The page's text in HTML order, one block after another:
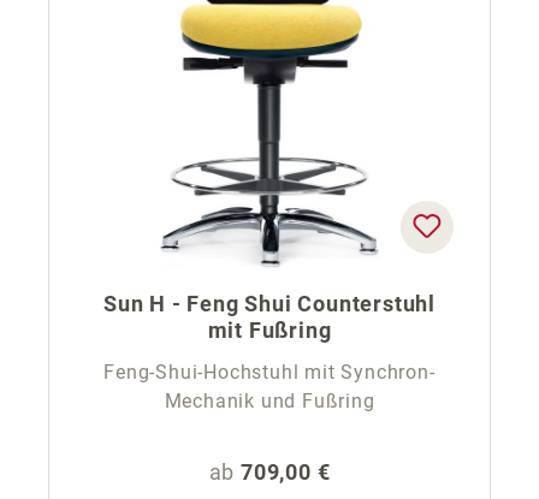
Sun H - Feng Shui Counterstuhl
mit Fußring
Feng-Shui-Hochstuhl mit Synchron-
Mechanik und Fußring
Regulärer Preis:
ab 709,00 €